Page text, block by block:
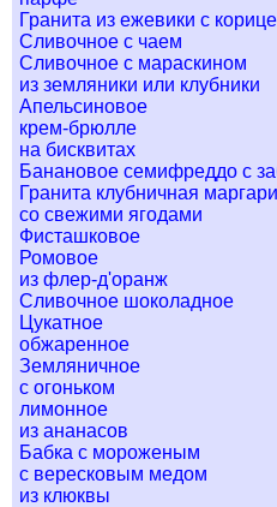
Гранита из ежевики с
Сливочное с чаем
Сливочное с мараскином
из земляники или клубники
Апельсиновое
крем-брюлле
на бисквитах
Банановое семифреддо с
Гранита клубничная
со свежими ягодами
Фисташковое
Ромовое
из флер-д'оранж
Сливочное шоколадное
Цукатное
обжаренное
Земляничное
с огоньком
лимонное
из ананасов
Бабка с мороженым
с вересковым медом
из клюквы